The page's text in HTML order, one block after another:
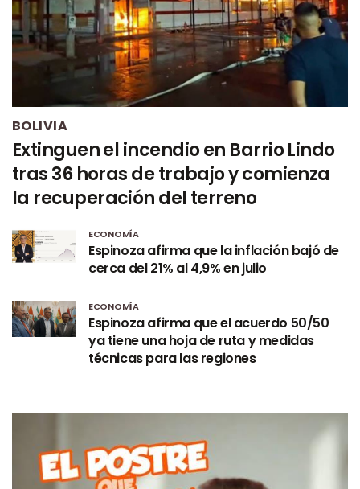
BOLIVIA
Extinguen el incendio en Barrio Lindo
tras 36 horas de trabajo y comienza
la recuperación del terreno
ECONOMÍA
Espinoza afirma que la inflación bajó de
cerca del 21% al 4,9% en julio
ECONOMÍA
Espinoza afirma que el acuerdo 50/50
ya tiene una hoja de ruta y medidas
técnicas para las regiones